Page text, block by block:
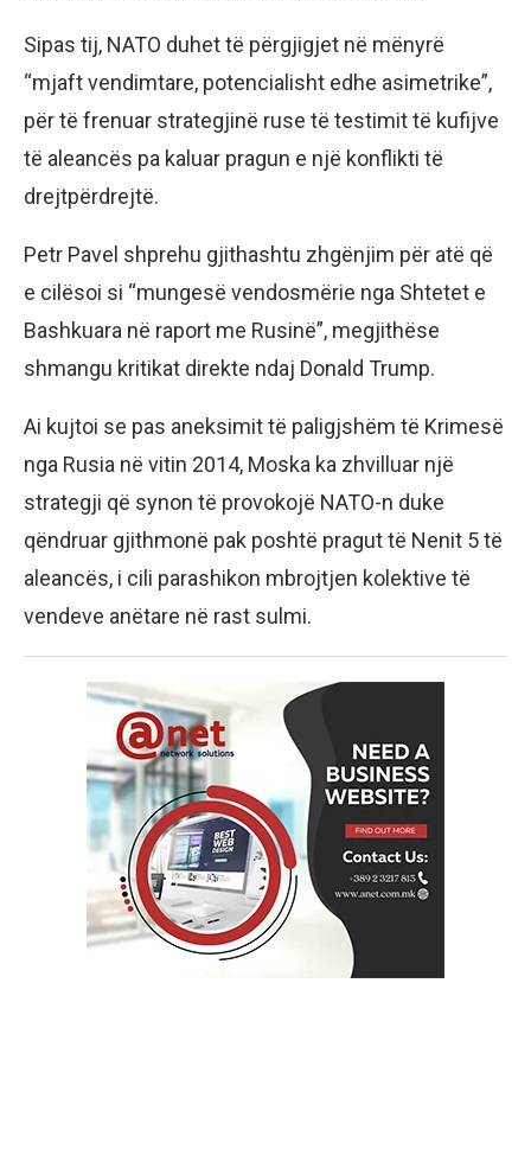
Sipas tij, NATO duhet të përgjigjet në mënyrë
“mjaft vendimtare, potencialisht edhe asimetrike”,
për të frenuar strategjinë ruse të testimit të kufijve
të aleancës pa kaluar pragun e një konflikti të
drejtpërdrejtë.
Petr Pavel shprehu gjithashtu zhgënjim për atë që
e cilësoi si “mungesë vendosmërie nga Shtetet e
Bashkuara në raport me Rusinë”, megjithëse
shmangu kritikat direkte ndaj Donald Trump.
Ai kujtoi se pas aneksimit të paligjshëm të Krimesë
nga Rusia në vitin 2014, Moska ka zhvilluar një
strategji që synon të provokojë NATO-n duke
qëndruar gjithmonë pak poshtë pragut të Nenit 5 të
aleancës, i cili parashikon mbrojtjen kolektive të
vendeve anëtare në rast sulmi.